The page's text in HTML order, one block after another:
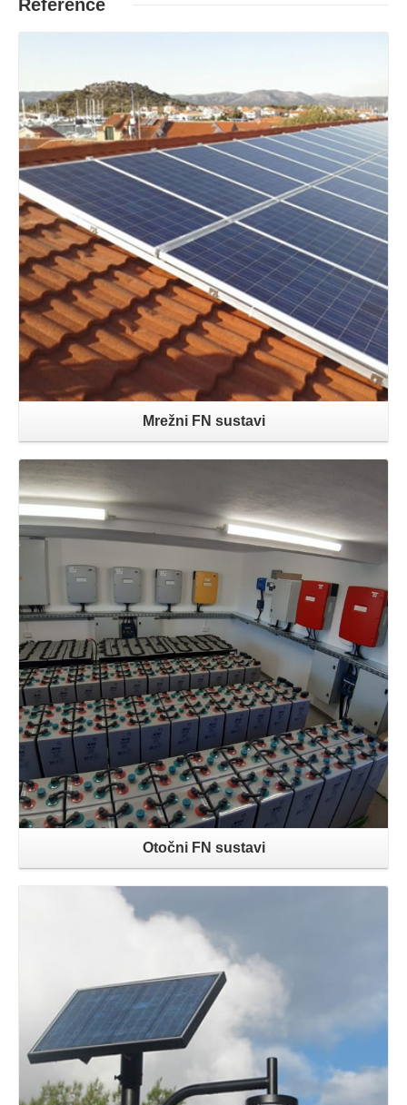
Reference
Opširnije
Mrežni FN sustavi
Otočni FN sustavi
Opširnije